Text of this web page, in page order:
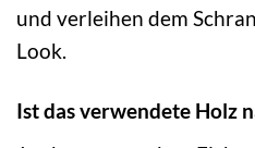
und verleihen dem
Look.
Ist das verwendete Holz